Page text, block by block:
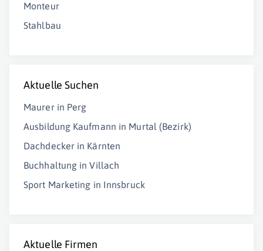
Monteur
Stahlbau
Aktuelle Suchen
Maurer in Perg
Ausbildung Kaufmann in Murtal (Bezirk)
Dachdecker in Kärnten
Buchhaltung in Villach
Sport Marketing in Innsbruck
Aktuelle Firmen